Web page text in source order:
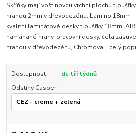
Skříňky mají voštinovou vrchní plochu
hranou 2mm v dřevodezénu, Lamino 18mm
kvalitní laminátové desky tloušťky 18mm,
namáhané hrany, pracovní desky, čela
hranou v dřevodezénu, Chromova... celý
Dostupnost
do tří týdnů
Odstíny Casper